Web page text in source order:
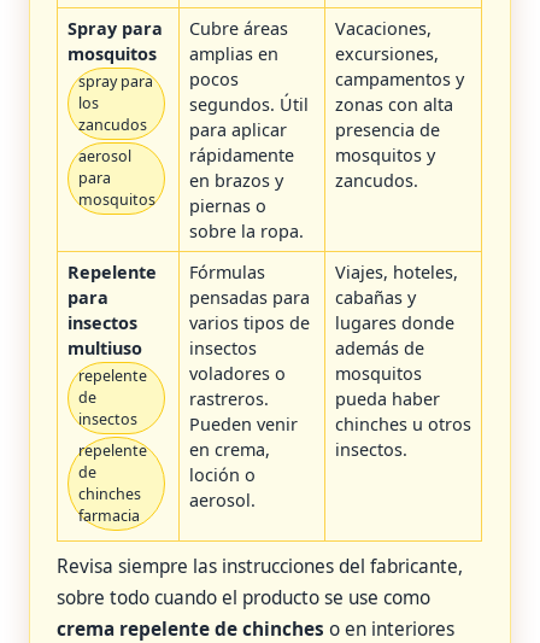
Spray para
mosquitos
spray para
los
zancudos
aerosol
para
mosquitos
Cubre áreas
amplias en
pocos
segundos. Útil
para aplicar
rápidamente
en brazos y
piernas o
sobre la ropa.
Vacaciones,
excursiones,
campamentos y
zonas con alta
presencia de
mosquitos y
zancudos.
Repelente
para
insectos
multiuso
repelente
de
insectos
repelente
de
chinches
farmacia
Fórmulas
pensadas para
varios tipos de
insectos
voladores o
rastreros.
Pueden venir
en crema,
loción o
aerosol.
Viajes, hoteles,
cabañas y
lugares donde
además de
mosquitos
pueda haber
chinches u otros
insectos.
Revisa siempre las instrucciones del fabricante,
sobre todo cuando el producto se use como
crema repelente de chinches o en interiores